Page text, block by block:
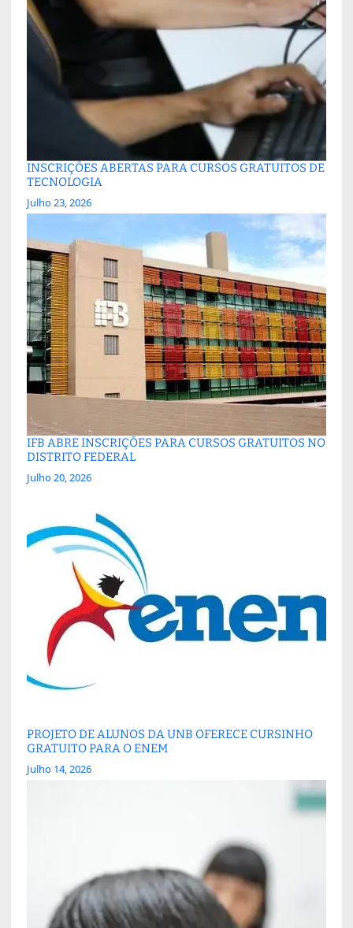
INSCRIÇÕES ABERTAS PARA CURSOS GRATUITOS DE
TECNOLOGIA
Julho 23, 2026
IFB ABRE INSCRIÇÕES PARA CURSOS GRATUITOS NO
DISTRITO FEDERAL
Julho 20, 2026
PROJETO DE ALUNOS DA UNB OFERECE CURSINHO
GRATUITO PARA O ENEM
Julho 14, 2026